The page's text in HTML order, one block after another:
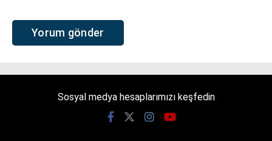
Sosyal medya hesaplarımızı keşfedin